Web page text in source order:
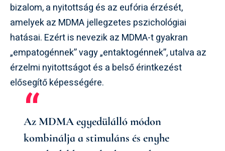
bizalom, a nyitottság és az eufória érzését,
amelyek az MDMA jellegzetes pszichológiai
hatásai. Ezért is nevezik az MDMA-t gyakran
„empatogénnek” vagy „entaktogénnek”, utalva az
érzelmi nyitottságot és a belső érintkezést
elősegítő képességére.
Az MDMA egyedülálló módon
kombinálja a stimuláns és enyhe